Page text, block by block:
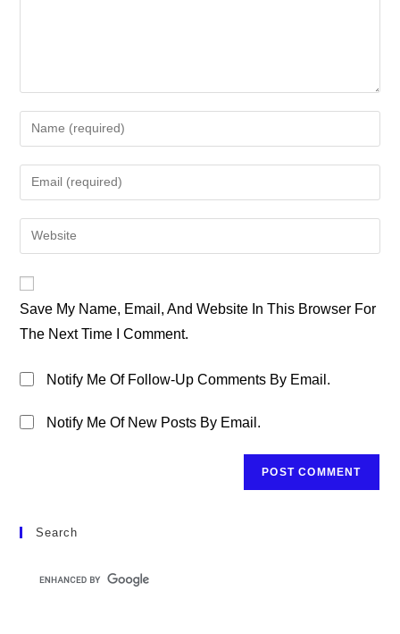
Enter
Your
Name
Or
To
Comment
Enter
Your
Email
Address
Enter
Your
URL
(optional)
Save My Name, Email, And Website In This Browser For
The Next Time I Comment.
Notify Me Of Follow-Up Comments By Email.
Notify Me Of New Posts By Email.
Search